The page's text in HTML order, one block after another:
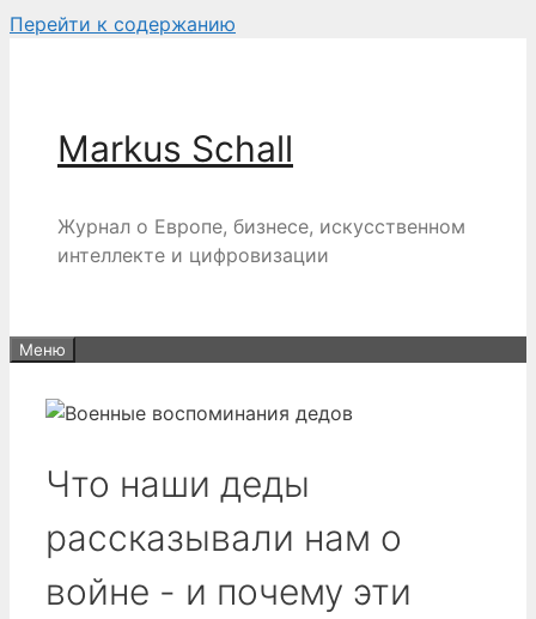
Перейти к содержанию
Markus Schall
Журнал о Европе, бизнесе, искусственном
интеллекте и цифровизации
Меню
Что наши деды
рассказывали нам о
войне - и почему эти